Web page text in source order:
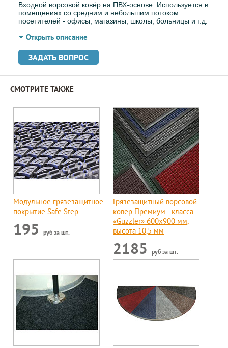
Входной ворсовой ковёр на ПВХ-основе. Используется в
помещениях со средним и небольшим потоком
посетителей - офисы, магазины, школы, больницы и т.д.
Открыть описание
ЗАДАТЬ ВОПРОС
СМОТРИТЕ ТАКЖЕ
Модульное грязезащитное
покрытие Safe Step
195 руб за шт.
Грязезащитный ворсовой
ковер Премиум—класса
«Guzzler» 600х900 мм,
высота 10,5 мм
2185руб за шт.